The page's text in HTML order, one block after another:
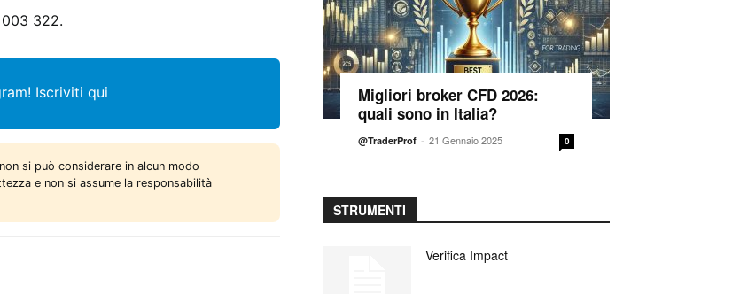
322.
Iscriviti qui
si può considerare in alcun modo
e non si assume la responsabilità
Migliori broker CFD 2026:
quali sono in Italia?
@TraderProf - 21 Gennaio 2025 0
STRUMENTI
Verifica Impact